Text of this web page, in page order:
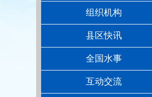
组织机构
县区快讯
全国水事
互动交流